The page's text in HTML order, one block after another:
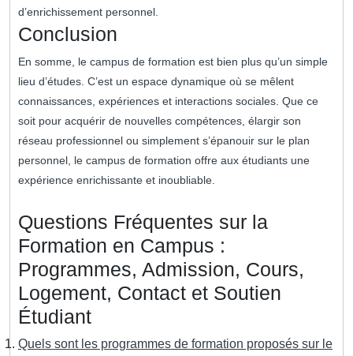
d’enrichissement personnel.
Conclusion
En somme, le campus de formation est bien plus qu’un simple
lieu d’études. C’est un espace dynamique où se mêlent
connaissances, expériences et interactions sociales. Que ce
soit pour acquérir de nouvelles compétences, élargir son
réseau professionnel ou simplement s’épanouir sur le plan
personnel, le campus de formation offre aux étudiants une
expérience enrichissante et inoubliable.
Questions Fréquentes sur la
Formation en Campus :
Programmes, Admission, Cours,
Logement, Contact et Soutien
Étudiant
Quels sont les programmes de formation proposés sur le